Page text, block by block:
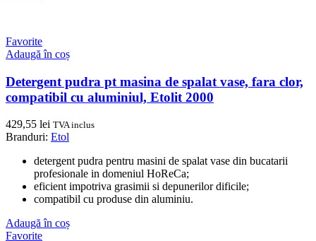
Favorite
Adaugă în coș
Detergent pudra pt masina de spalat vase, fara clor,
compatibil cu aluminiul, Etolit 2000
429,55 lei TVA inclus
Branduri: Etol
detergent pudra pentru masini de spalat vase din bucatarii
profesionale in domeniul HoReCa;
eficient impotriva grasimii si depunerilor dificile;
compatibil cu produse din aluminiu.
Adaugă în coș
Favorite